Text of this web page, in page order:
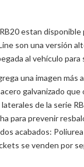
estan disponible
son una versión
al vehículo
una imagen más
galvanizado
de la serie
para prevenir
acabados:
se venden por